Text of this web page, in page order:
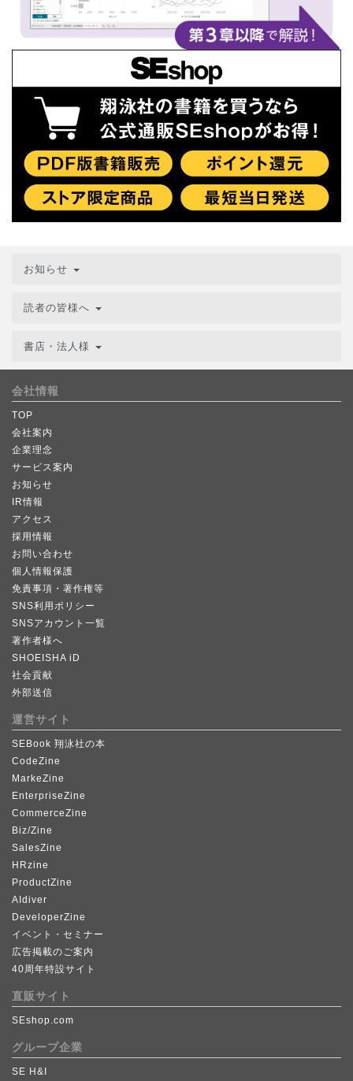
お知らせ
読者の皆様へ
書店・法人様
会社情報
TOP
会社案内
企業理念
サービス案内
お知らせ
IR情報
アクセス
採用情報
お問い合わせ
個人情報保護
免責事項・著作権等
SNS利用ポリシー
SNSアカウント一覧
著作者様へ
SHOEISHA iD
社会貢献
外部送信
運営サイト
SEBook 翔泳社の本
CodeZine
MarkeZine
EnterpriseZine
CommerceZine
Biz/Zine
SalesZine
HRzine
ProductZine
AIdiver
DeveloperZine
イベント・セミナー
広告掲載のご案内
40周年特設サイト
直販サイト
SEshop.com
グループ企業
SE H&I